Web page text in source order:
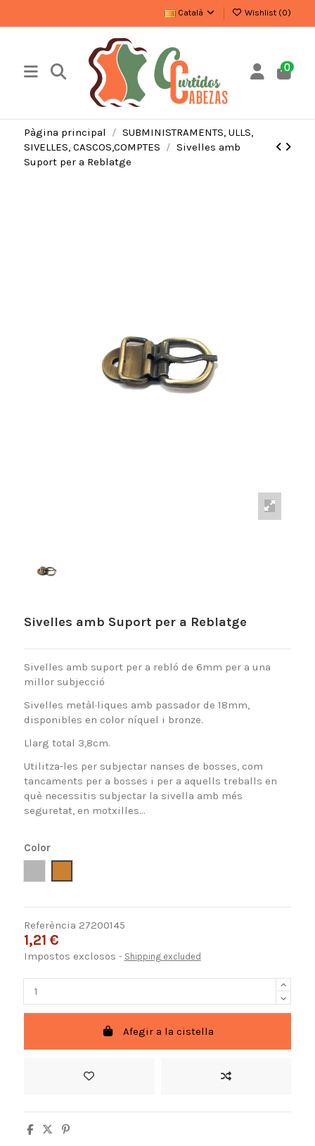
Català Wishlist (0)
0
Pàgina principal
SUBMINISTRAMENTS, ULLS,
SIVELLES, CASCOS,COMPTES
Sivelles amb
Suport per a Reblatge
Sivelles amb Suport per a Reblatge
Sivelles amb suport per a rebló de 6mm per a una
millor subjecció
Sivelles metàl·liques amb passador de 18mm,
disponibles en color níquel i bronze.
Llarg total 3,8cm.
Utilitza-les per subjectar nanses de bosses, com
tancaments per a bosses i per a aquells treballs en
què necessitis subjectar la sivella amb més
seguretat, en motxilles...
Color
Referència 27200145
1,21 €
Impostos exclosos Shipping excluded
Afegir a la cistella